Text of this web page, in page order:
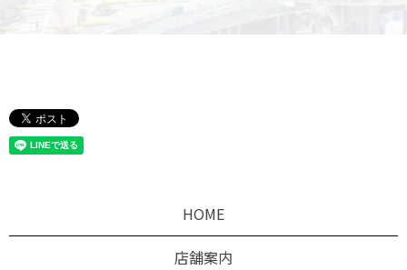
HOME
店舗案内